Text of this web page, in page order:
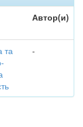
Автор(и)
та
-